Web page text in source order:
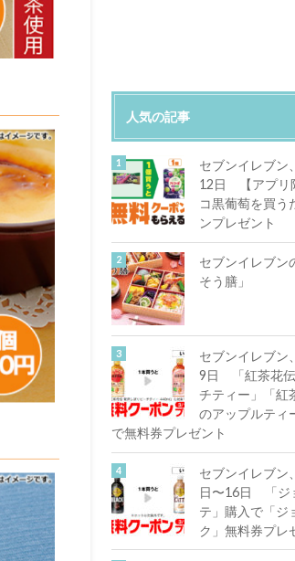
人気の記事
セブンイレブン
12日 【アプリ
コ黒葡萄を買う
ンプレゼント
セブンイレブン
そう膳」
セブンイレブン
9日 「紅茶花伝
チティー」「紅
のアップルティ
で無料券プレゼント
セブンイレブン
日〜16日 「ジ
テ」購入で「ジ
ク」無料券プレ